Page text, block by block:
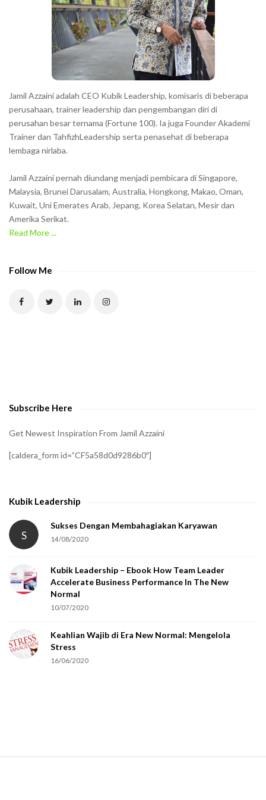
Jamil Azzaini adalah CEO Kubik Leadership, komisaris di beberapa
perusahaan, trainer leadership dan pengembangan diri di
perusahan besar ternama (Fortune 100). Ia juga Founder Akademi
Trainer dan TahfizhLeadership serta penasehat di beberapa
lembaga nirlaba.
Jamil Azzaini pernah diundang menjadi pembicara di Singapore,
Malaysia, Brunei Darusalam, Australia, Hongkong, Makao, Oman,
Kuwait, Uni Emerates Arab, Jepang, Korea Selatan, Mesir dan
Amerika Serikat.
Read More ...
Follow Me
Subscribe Here
Get Newest Inspiration From Jamil Azzaini
[caldera_form id=”CF5a58d0d9286b0″]
Kubik Leadership
S
Sukses Dengan Membahagiakan Karyawan
14/08/2020
Kubik Leadership – Ebook How Team Leader
Accelerate Business Performance In The New
Normal
10/07/2020
Keahlian Wajib di Era New Normal: Mengelola
Stress
16/06/2020